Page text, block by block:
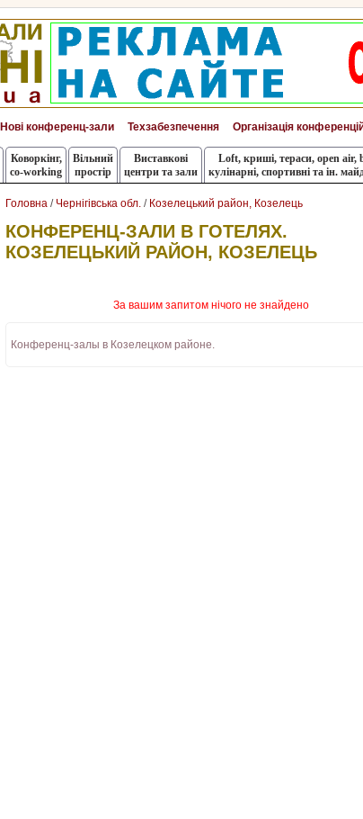
Нові конференц-зали Техзабезпечення Організація
Коворкінг,
co-working
Вільний
простір
Виставкові
центри та зали
Loft, криші, тераси, оpen air,
кулінарні, спортивні та ін.
Головна / Чернігівська обл. / Козелецький район, Козелець
КОНФЕРЕНЦ-ЗАЛИ В ГОТЕЛЯХ.
КОЗЕЛЕЦЬКИЙ РАЙОН, КОЗЕЛЕЦЬ
За вашим запитом нічого не знайдено
Конференц-залы в Козелецком районе.